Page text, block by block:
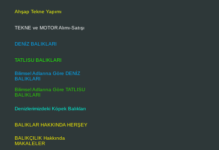
Ahşap Tekne Yapımı
TEKNE ve MOTOR Alımı-Satışı
DENİZ BALIKLARI
TATLISU BALIKLARI
Bilimsel Adlarına Göre DENİZ
BALIKLARI
Bilimsel Adlarına Göre TATLISU
BALIKLARI
Denizlerimizdeki Köpek Balıkları
BALIKLAR HAKKINDA HERŞEY
BALIKÇILIK Hakkında
MAKALELER